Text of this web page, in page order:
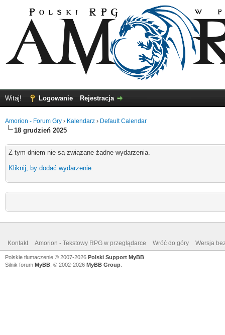
Witaj! Logowanie Rejestracja
Amorion - Forum Gry › Kalendarz › Default Calendar
18 grudzień 2025
Z tym dniem nie są związane żadne wydarzenia.
Kliknij, by dodać wydarzenie.
Kontakt Amorion - Tekstowy RPG w przeglądarce Wróć do góry Wersja
Polskie tłumaczenie © 2007-2026 Polski Support MyBB
Silnik forum MyBB , © 2002-2026 MyBB Group